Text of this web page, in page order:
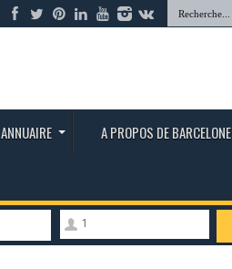
ANNUAIRE A PROPOS DE BARCELONE
1